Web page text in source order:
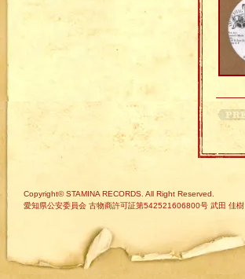
Copyright© STAMINA RECORDS. All Right Reserved.
愛知県公安委員会 古物商許可証第542521606800号 武田 佳樹